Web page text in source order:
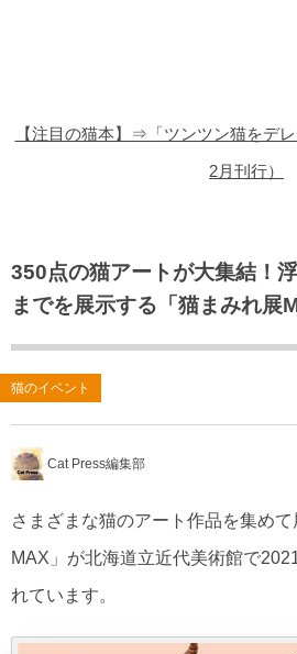
【注目の猫本】⇒「ツンツン猫をデ
2月刊行）
350点の猫アートが大集結！
までを展示する「猫まみれ展
猫のイベント
Cat Press編集部
さまざまな猫のアート作品を集め
MAX」が北海道立近代美術館で
れています。
猫のゲーム・アプリ
猫のフリー写真素材